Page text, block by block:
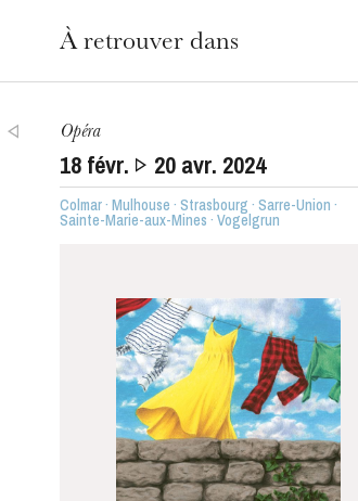
MERCREDI
19
À retrouver dans
Opéra
18 févr. 20 avr. 2024
Colmar · Mulhouse · Strasbourg · Sarre-Union ·
Sainte-Marie-aux-Mines · Vogelgrun